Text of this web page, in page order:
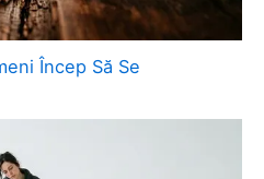
Încep Să Se